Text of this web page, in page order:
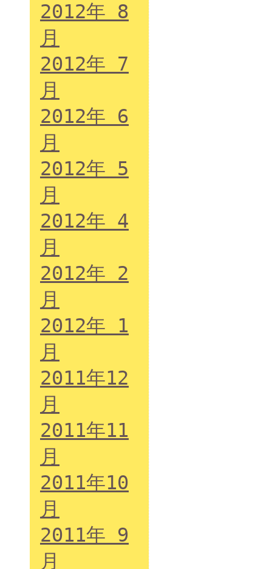
2012年 8
月
2012年 7
月
2012年 6
月
2012年 5
月
2012年 4
月
2012年 2
月
2012年 1
月
2011年12
月
2011年11
月
2011年10
月
2011年 9
月